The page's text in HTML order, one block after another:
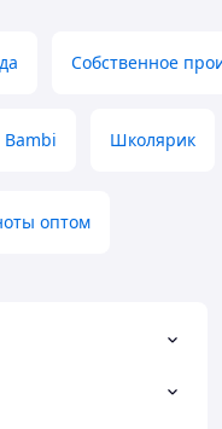
Собственное
Bambi Школярик
оптом